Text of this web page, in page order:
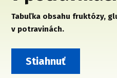
Tabuľka obsahu fruktózy,
v potravinách.
Stiahnuť